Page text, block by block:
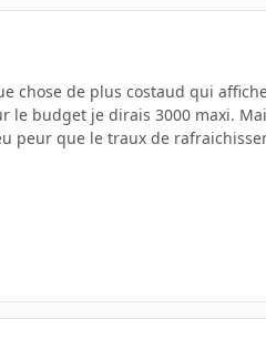
chose de plus costaud qui
le budget je dirais 3000 maxi.
peur que le traux de